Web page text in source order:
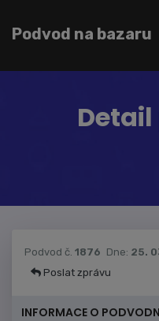
Podvod na bazaru
Podvod č. 1876 Dne: 25.
Poslat zprávu
INFORMACE O